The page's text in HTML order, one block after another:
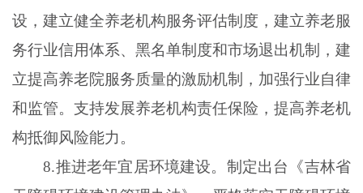
设，建立健全养老机构服务评估制度，建立养老服
务行业信用体系、黑名单制度和市场退出机制，建
立提高养老院服务质量的激励机制，加强行业自律
和监管。支持发展养老机构责任保险，提高养老机
构抵御风险能力。
8.推进老年宜居环境建设。制定出台《吉林省